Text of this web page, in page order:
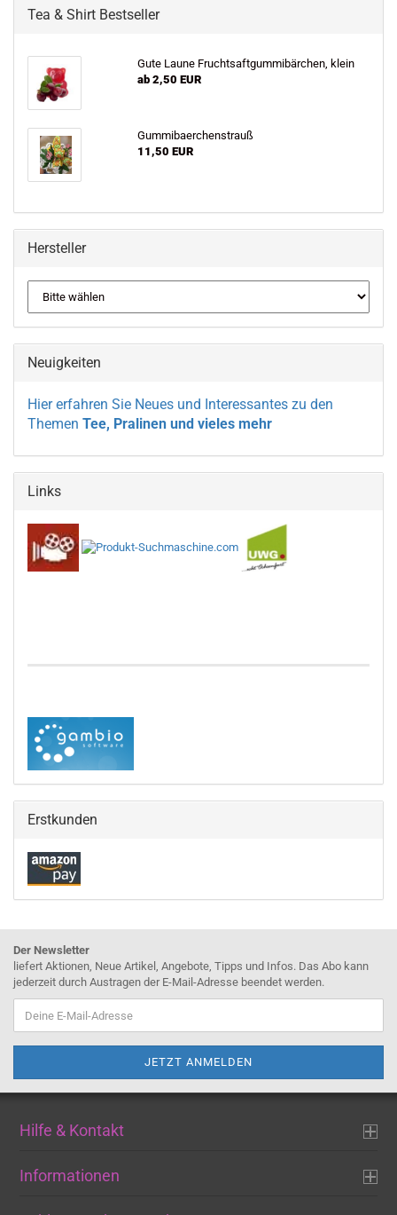
Tea & Shirt Bestseller
Gute Laune Fruchtsaftgummibärchen, klein
ab 2,50 EUR
Gummibaerchenstrauß
11,50 EUR
Hersteller
Neuigkeiten
Hier erfahren Sie Neues und Interessantes zu den
Themen Tee, Pralinen und vieles mehr
Links
Erstkunden
Der Newsletter
liefert Aktionen, Neue Artikel, Angebote, Tipps und Infos. Das Abo kann
jederzeit durch Austragen der E-Mail-Adresse beendet werden.
Hilfe & Kontakt
Informationen